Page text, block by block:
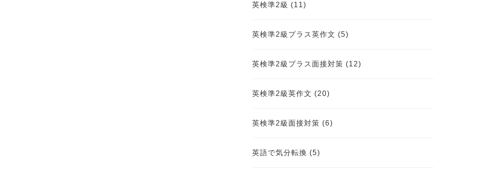
英検準2級 (11)
英検準2級プラス英作文 (5)
英検準2級プラス面接対策 (12)
英検準2級英作文 (20)
英検準2級面接対策 (6)
英語で気分転換 (5)